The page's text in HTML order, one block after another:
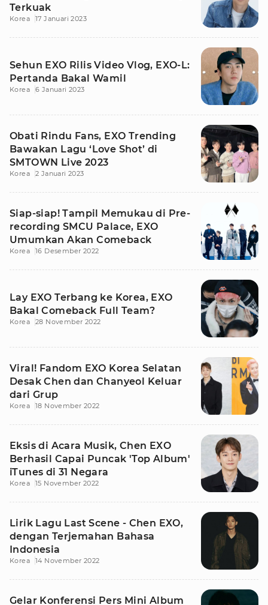
Terkuak
Korea 17 Januari 2023
Sehun EXO Rilis Video Vlog, EXO-L:
Pertanda Bakal Wamil
Korea 6 Januari 2023
Obati Rindu Fans, EXO Trending
Bawakan Lagu ‘Love Shot’ di
SMTOWN Live 2023
Korea 2 Januari 2023
Siap-siap! Tampil Memukau di Pre-
recording SMCU Palace, EXO
Umumkan Akan Comeback
Korea 16 Desember 2022
Lay EXO Terbang ke Korea, EXO
Bakal Comeback Full Team?
Korea 28 November 2022
Viral! Fandom EXO Korea Selatan
Desak Chen dan Chanyeol Keluar
dari Grup
Korea 18 November 2022
Eksis di Acara Musik, Chen EXO
Berhasil Capai Puncak 'Top Album'
iTunes di 31 Negara
Korea 15 November 2022
Lirik Lagu Last Scene - Chen EXO,
dengan Terjemahan Bahasa
Indonesia
Korea 14 November 2022
Gelar Konferensi Pers Mini Album